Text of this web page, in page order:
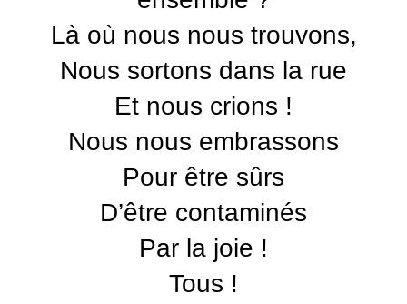
Là où nous nous trouvons,
Nous sortons dans la rue
Et nous crions !
Nous nous embrassons
Pour être sûrs
D’être contaminés
Par la joie !
Tous !